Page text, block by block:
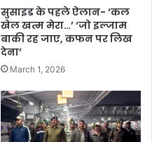
सुसाइड के पहले ऐलान- ‘कल
खेल खत्म मेरा…’ ‘जो इल्जाम
बाकी रह जाए, कफन पर लिख
देना’
March 1, 2026